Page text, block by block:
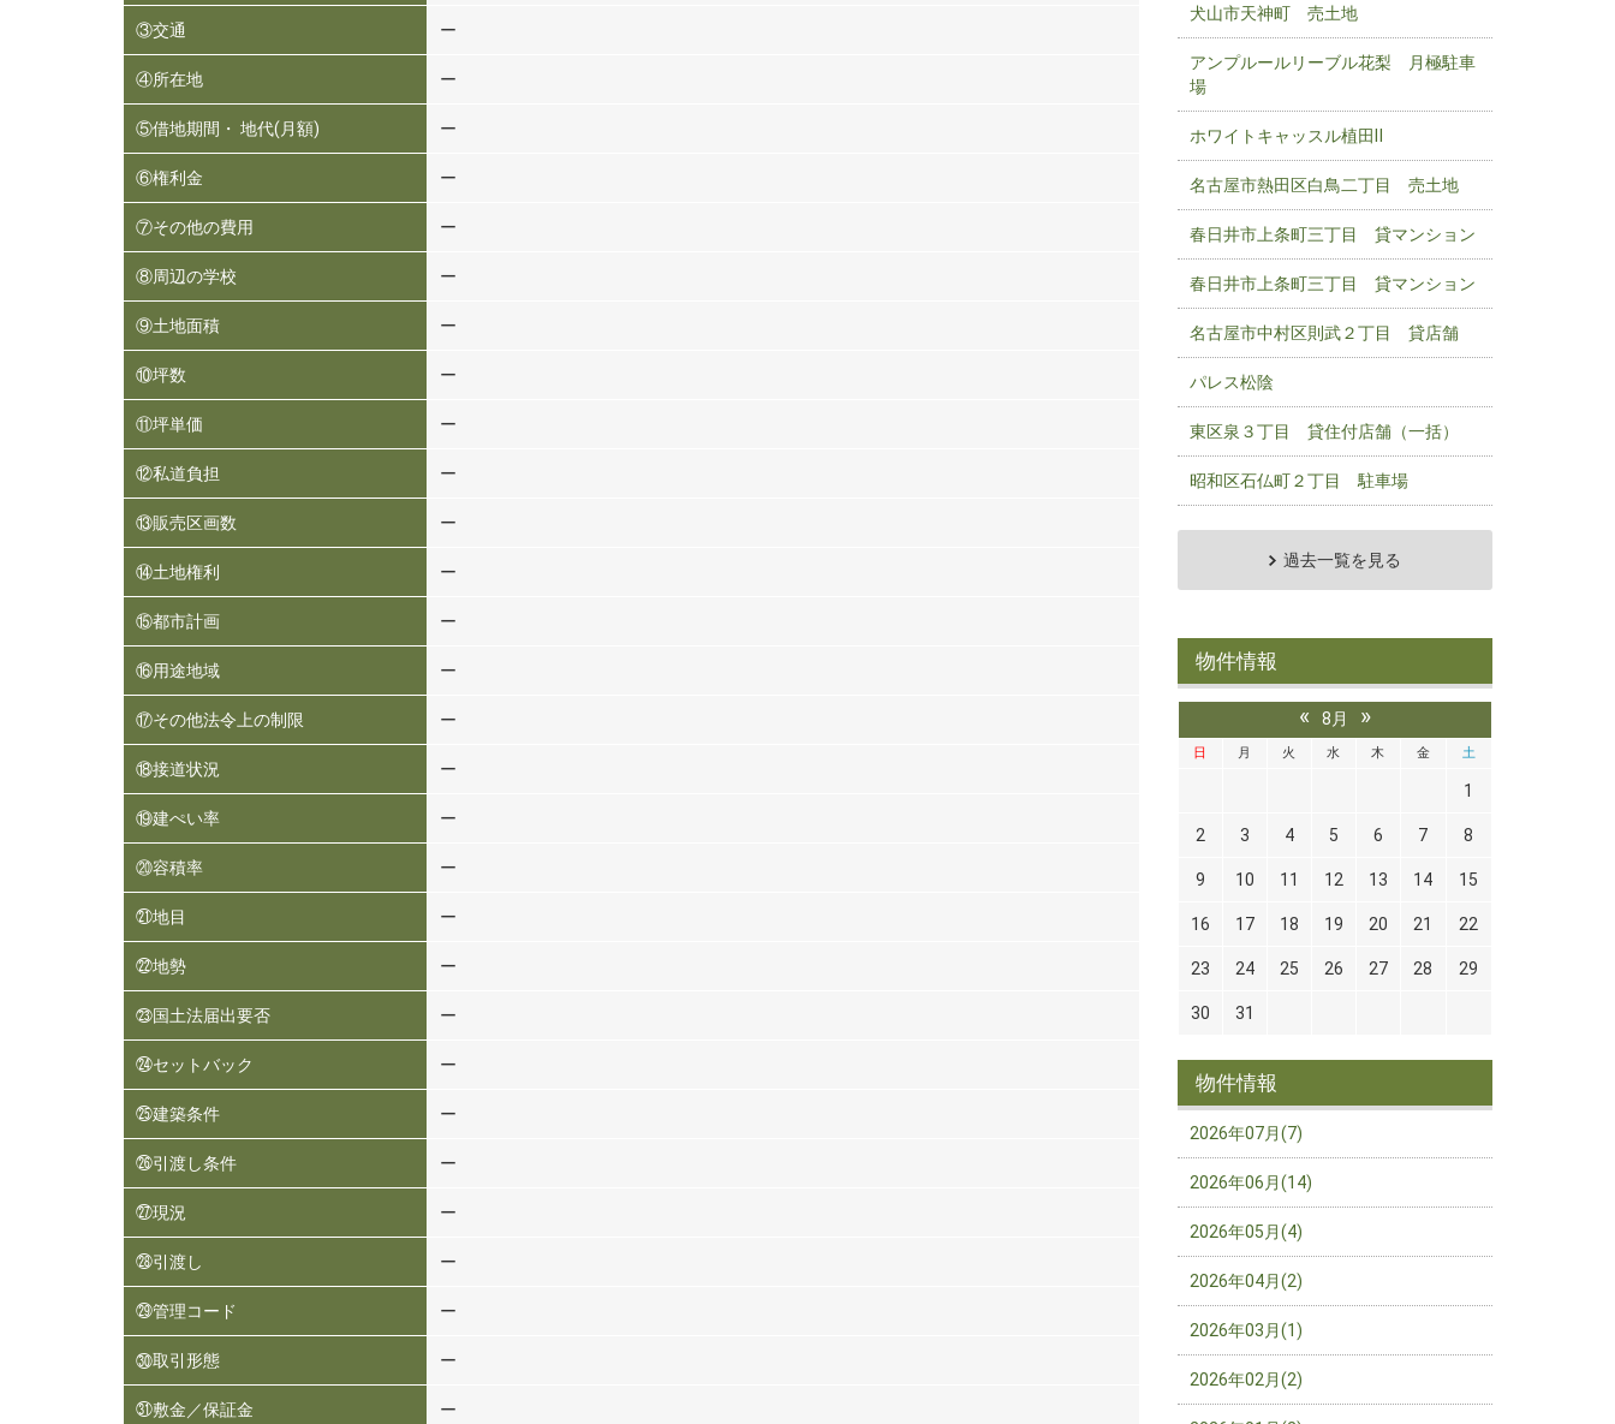
③交通 ー
④所在地 ー
⑤借地期間・ 地代(月額) ー
⑥権利金 ー
⑦その他の費用 ー
⑧周辺の学校 ー
⑨土地面積 ー
⑩坪数 ー
⑪坪単価 ー
⑫私道負担 ー
⑬販売区画数 ー
⑭土地権利 ー
⑮都市計画 ー
⑯用途地域 ー
⑰その他法令上の制限 ー
⑱接道状況 ー
⑲建ぺい率 ー
⑳容積率 ー
㉑地目 ー
㉒地勢 ー
㉓国土法届出要否 ー
㉔セットバック ー
㉕建築条件 ー
㉖引渡し条件 ー
㉗現況 ー
㉘引渡し ー
㉙管理コード ー
㉚取引形態 ー
㉛敷金／保証金 ー
犬山市天神町 売土地
アンプルールリーブル花梨 月極駐車
場
ホワイトキャッスル植田Ⅱ
名古屋市熱田区白鳥二丁目 売土地
春日井市上条町三丁目 貸マンション
春日井市上条町三丁目 貸マンション
名古屋市中村区則武２丁目 貸店舗
パレス松陰
東区泉３丁目 貸住付店舗（一括）
昭和区石仏町２丁目 駐車場
過去一覧を見る
物件情報
« 8月 »
日 月 火 水 木 金 土
1
2 3 4 5 6 7 8
9 10 11 12 13 14 15
16 17 18 19 20 21 22
23 24 25 26 27 28 29
30 31
物件情報
2026年07月(7)
2026年06月(14)
2026年05月(4)
2026年04月(2)
2026年03月(1)
2026年02月(2)